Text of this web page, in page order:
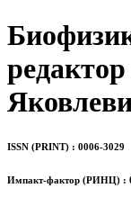
ISSN (PRINT) : 0006-3029
Импакт-фактор (РИНЦ) :